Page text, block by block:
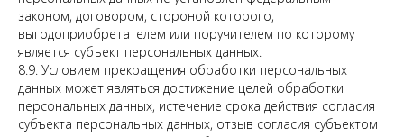
законом, договором, стороной которого,
выгодоприобретателем или поручителем по которому
является субъект персональных данных.
8.9. Условием прекращения обработки персональных
данных может являться достижение целей обработки
персональных данных, истечение срока действия согласия
субъекта персональных данных, отзыв согласия субъектом